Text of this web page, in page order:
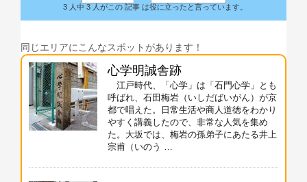
3 人中 3 人がこの 記事 は役に立ったと言っています。
同じエリアにこんなスポットがあります！
心学明誠舎跡
江戸時代、「心学」は「石門心学」とも
呼ばれ、石田梅岩（いしだばいがん）が京
都で唱えた。日常生活や商人道徳をわかり
やすく講義したので、非常な人気を集め
た。大坂では、梅岩の孫弟子にあたる井上
宗甫（いのう …